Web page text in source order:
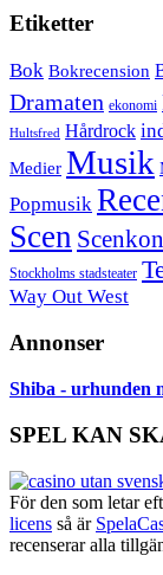
Etiketter
Bok Bokrecension
Dramaten ekonomi
Hultsfred Hårdrock
Medier Musik
Popmusik
Scen
Stockholms stadsteater
Way Out West
Annonser
Shiba - urhunden
SPEL KAN
För den som letar
licens så är
recenserar alla